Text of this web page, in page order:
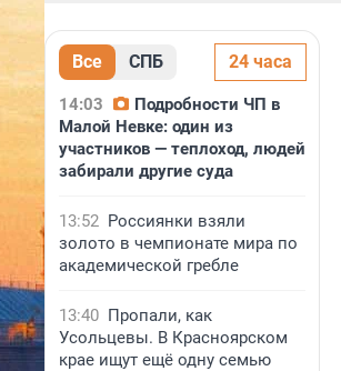
Все СПБ 24 часа
14:03
Подробности ЧП в
Малой Невке: один из
участников — теплоход, людей
забирали другие суда
13:52 Россиянки взяли
золото в чемпионате мира по
академической гребле
13:40 Пропали, как
Усольцевы. В Красноярском
крае ищут ещё одну семью